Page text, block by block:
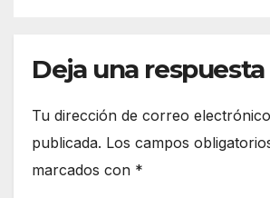
Deja una respuesta
Tu dirección de correo
publicada. Los campos
marcados con *